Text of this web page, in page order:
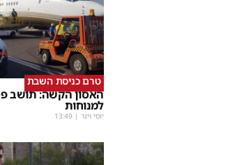
טרם כניסת השבת
האסון הקשה: תושב
למנוחות
יוסי וינר |
13:49